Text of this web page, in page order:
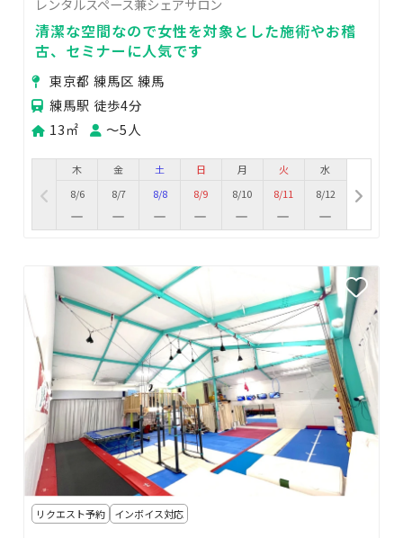
レンタルスペース兼シェアサロン
清潔な空間なので女性を対象とした施術やお稽
古、セミナーに人気です
東京都 練馬区 練馬
練馬駅 徒歩4分
13㎡
〜5人
木
8/6
金
8/7
土
8/8
日
8/9
月
8/10
火
8/11
水
8/12
リクエスト予約 インボイス対応